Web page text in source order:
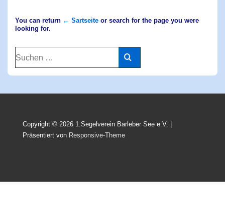
You can return ← Sartseite or search for the page you were
looking for.
Suchen
nach:
Copyright © 2026 1.Segelverein Barleber See e.V.
Präsentiert von Responsive-Theme